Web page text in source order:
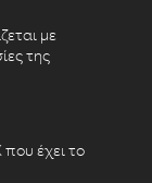
με
της
έχει το